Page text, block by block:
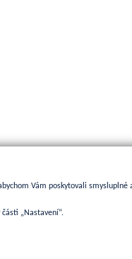
Vám poskytovali
„Nastavení“.